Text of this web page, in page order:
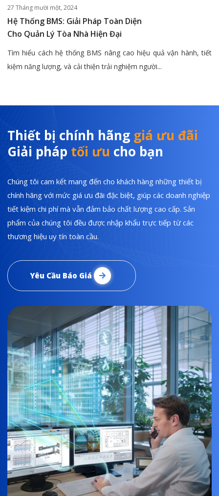
27 Tháng mười một, 2024
Hệ Thống BMS: Giải Pháp Toàn Diện
Cho Quản Lý Tòa Nhà Hiện Đại
Tìm hiểu cách hệ thống BMS nâng cao hiệu quả vận hành, tiết
kiệm năng lượng, và cải thiện trải nghiệm người...
Thiết bị chính hãng giá ưu đãi
Giải pháp tối ưu cho bạn
Chúng tôi cam kết mang đến cho khách hàng những thiết bị
chính hãng với mức giá ưu đãi đặc biệt, giúp các doanh nghiệp
tiết kiệm chi phí mà vẫn đảm bảo chất lượng cao cấp. Sản
phẩm của chúng tôi đều được nhập khẩu trực tiếp từ các
thương hiệu uy tín toàn cầu.
Yêu Cầu Báo Giá